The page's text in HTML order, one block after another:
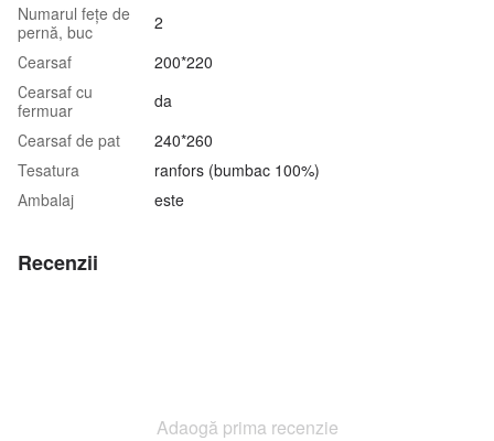
Numarul fețe de
pernă, buc
2
Сearsaf
200*220
Сearsaf cu
fermuar
da
Сearsaf de pat
240*260
Tesatura
ranfors (bumbac 100%)
Аmbalaj
este
Recenzii
Adaogă prima recenzie